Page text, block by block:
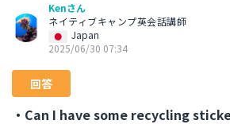
Kenさん
ネイティブキャンプ英会話講師
Japan
2025/06/30 07:34
回答
・Can I have some recycling